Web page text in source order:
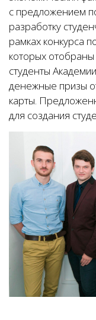
с предложением
разработку
рамках конкурса
которых
студенты
денежные призы
карты.
для создания